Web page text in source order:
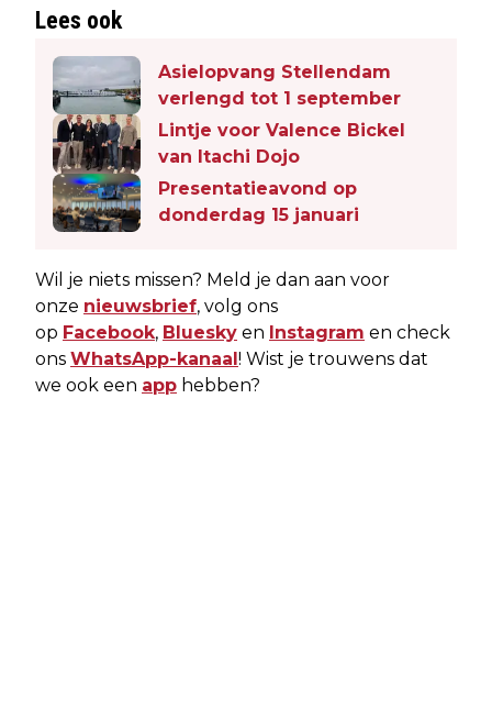
Lees ook
Asielopvang Stellendam
verlengd tot 1 september
Lintje voor Valence Bickel
van Itachi Dojo
Presentatieavond op
donderdag 15 januari
Wil je niets missen? Meld je dan aan voor
onze nieuwsbrief, volg ons
op Facebook, Bluesky en Instagram en check
ons WhatsApp-kanaal! Wist je trouwens dat
we ook een app hebben?